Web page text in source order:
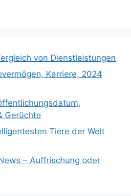
von Dienstleistungen
Karriere, 2024
Gerüchte
Tiere der Welt
– Auffrischung oder